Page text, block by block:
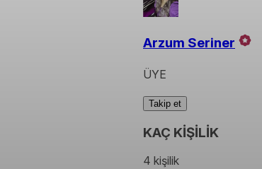
Arzum Seriner
ÜYE
Takip et
KAÇ KİŞİLİK
4 kişilik